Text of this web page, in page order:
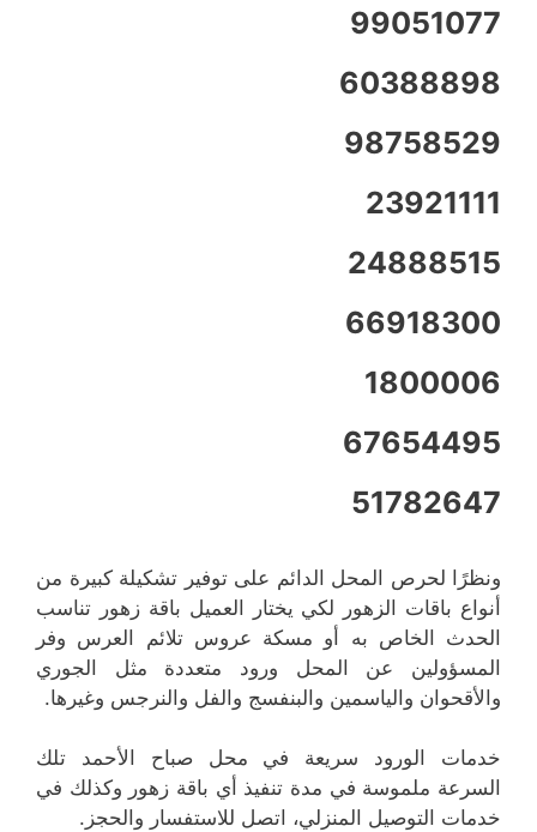
99051077
60388898
98758529
23921111
24888515
66918300
1800006
67654495
51782647
ونظرًا لحرص المحل الدائم على توفير تشكيلة كبيرة من
أنواع باقات الزهور لكي يختار العميل باقة زهور تناسب
الحدث الخاص به أو مسكة عروس تلائم العرس وفر
المسؤولين عن المحل ورود متعددة مثل الجوري
والأقحوان والياسمين والبنفسج والفل والنرجس وغيرها.
خدمات الورود سريعة في محل صباح الأحمد تلك
السرعة ملموسة في مدة تنفيذ أي باقة زهور وكذلك في
خدمات التوصيل المنزلي، اتصل للاستفسار والحجز.